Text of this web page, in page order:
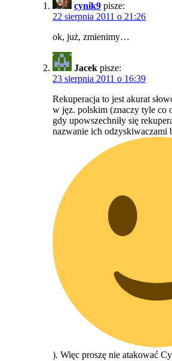
cynik9 pisze:
22 sierpnia 2011 o 21:26
ok, już, zmienimy…
Jacek pisze:
23 sierpnia 2011 o 16:39
Rekuperacja to jest akurat
w jęz. polskim (znaczy tyle co
gdy upowszechniły się
nazwanie ich odzyskiwaczami
). Więc proszę nie atakować